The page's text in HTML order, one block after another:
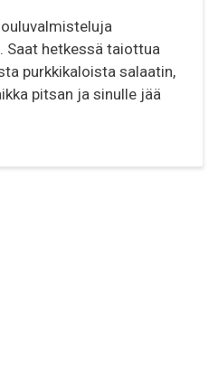
Saat hetkessä taiottua
purkkikaloista salaatin,
pitsan ja sinulle jää